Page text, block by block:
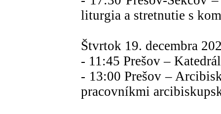
liturgia a stretnutie s
Štvrtok 19. decembra
- 11:45 Prešov –
- 13:00 Prešov –
pracovníkmi